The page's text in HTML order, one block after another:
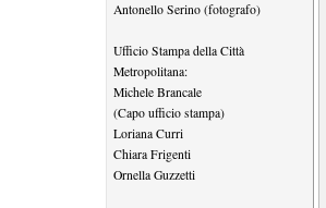
Antonello Serino (fotografo)
Ufficio Stampa della Città
Metropolitana:
Michele Brancale
(Capo ufficio stampa)
Loriana Curri
Chiara Frigenti
Ornella Guzzetti